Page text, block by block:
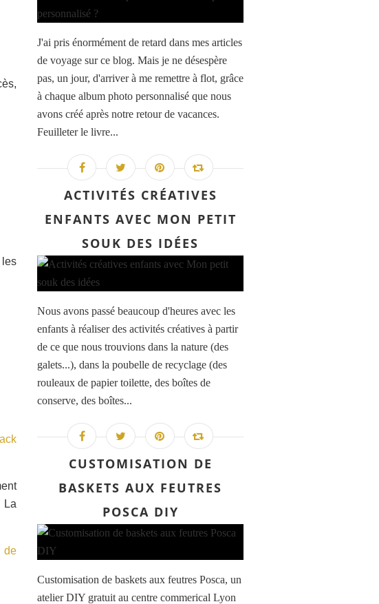
La
de
J'ai pris énormément de retard dans mes articles
de voyage sur ce blog. Mais je ne désespère
pas, un jour, d'arriver à me remettre à flot, grâce
à chaque album photo personnalisé que nous
avons créé après notre retour de vacances.
Feuilleter le livre...
ACTIVITÉS CRÉATIVES
ENFANTS AVEC MON PETIT
SOUK DES IDÉES
Nous avons passé beaucoup d'heures avec les
enfants à réaliser des activités créatives à partir
de ce que nous trouvions dans la nature (des
galets...), dans la poubelle de recyclage (des
rouleaux de papier toilette, des boîtes de
conserve, des boîtes...
CUSTOMISATION DE
BASKETS AUX FEUTRES
POSCA DIY
Customisation de baskets aux feutres Posca, un
atelier DIY gratuit au centre commerical Lyon